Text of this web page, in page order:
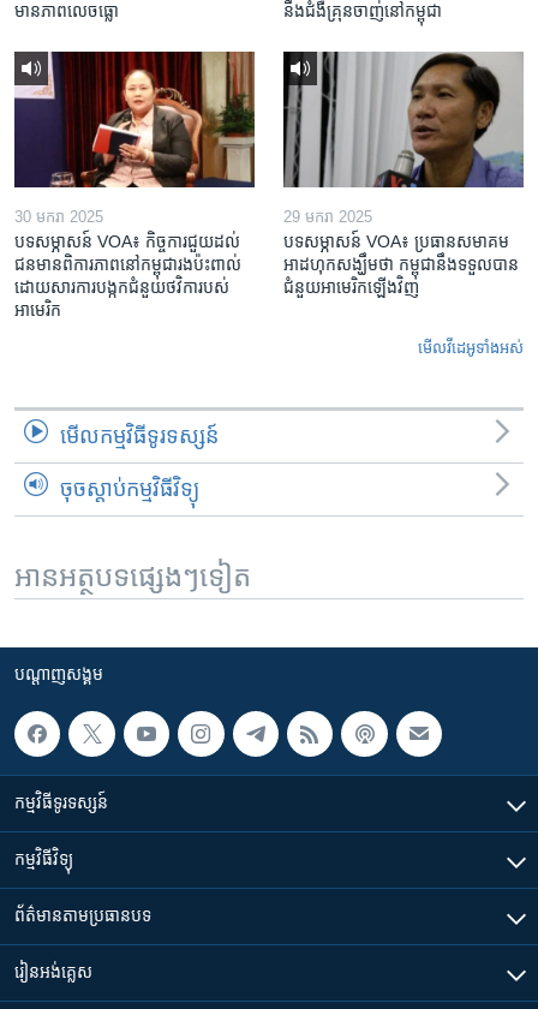
មាន​ភាព​លេចធ្លោ
នឹង​ជំងឺ​គ្រុនចាញ់​នៅ​កម្ពុជា
30 មករា 2025
បទសម្ភាសន៍ VOA៖ កិច្ចការ​ជួយ​ដល់​
ជន​មាន​ពិការភាព​នៅកម្ពុជា​រង​ប៉ះពាល់​
ដោយសារ​ការ​បង្កក​ជំនួយ​ថវិកា​របស់​
អាមេរិក
29 មករា 2025
បទសម្ភាសន៍ VOA៖ ប្រធាន​សមាគម​
អាដហុក​សង្ឃឹម​ថា កម្ពុជា​នឹង​ទទួល​បាន​
ជំនួយ​អាមេរិក​ឡើងវិញ
មើល​វីដេអូ​ទាំង​អស់
មើល​កម្មវិធី​ទូរទស្សន៍
ចុចស្តាប់កម្មវិធីវិទ្យុ
អានអត្ថបទផ្សេងៗទៀត
បណ្តាញ​សង្គម
កម្មវិធី​ទូរទស្សន៍
កម្មវិធី​វិទ្យុ
ព័ត៌មាន​តាមប្រធានបទ​
រៀន​​អង់គ្លេស